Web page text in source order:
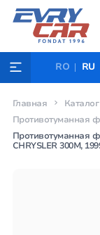
RO RU
Главная Каталог
Противотуманная
Противотуманная
CHRYSLER 300M,